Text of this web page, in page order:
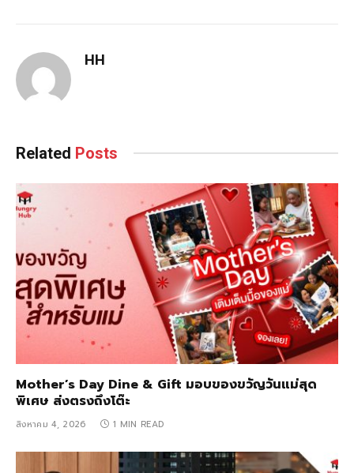
HH
Related Posts
Mother’s Day Dine & Gift มอบของขวัญวันแม่สุด
พิเศษ ส่งตรงถึงโต๊ะ
สิงหาคม 4, 2026 1 MIN READ